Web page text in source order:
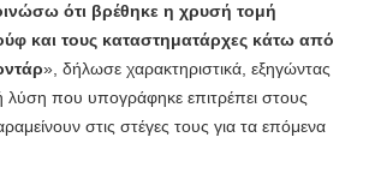
ότι βρέθηκε η χρυσή τομή
και τους καταστηματάρχες κάτω από
», δήλωσε χαρακτηριστικά, εξηγώντας
λύση που υπογράφηκε επιτρέπει στους
στις στέγες τους για τα επόμενα